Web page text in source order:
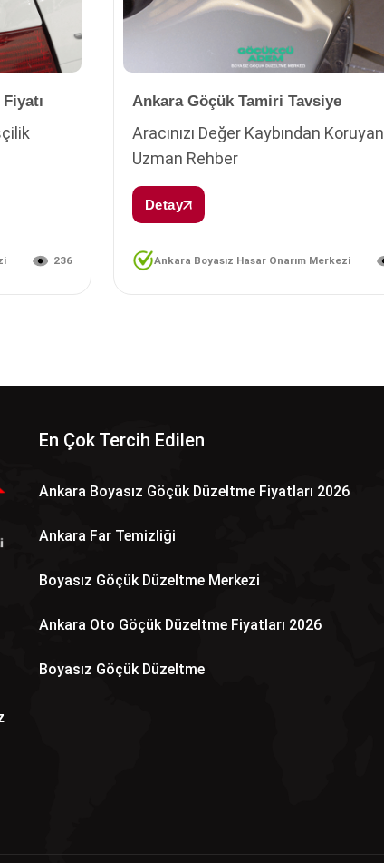
236
Ankara Göçük Tamiri Tavsiye
Aracınızı Değer Kaybından Koruyan
Uzman Rehber
Detay
Ankara Boyasız Hasar Onarım Merkezi
En Çok Tercih Edilen
Ankara Boyasız Göçük Düzeltme Fiyatları 2026
Ankara Far Temizliği
Boyasız Göçük Düzeltme Merkezi
Ankara Oto Göçük Düzeltme Fiyatları 2026
Boyasız Göçük Düzeltme